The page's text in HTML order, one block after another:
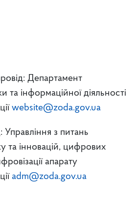
Департамент
та інформаційної діяльності
website@zoda.gov.ua
Управління з питань
та інновацій, цифрових
апарату
adm@zoda.gov.ua